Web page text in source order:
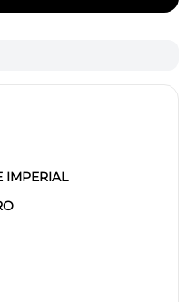
IMPERIAL